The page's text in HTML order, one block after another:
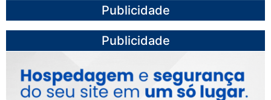
Publicidade
Publicidade